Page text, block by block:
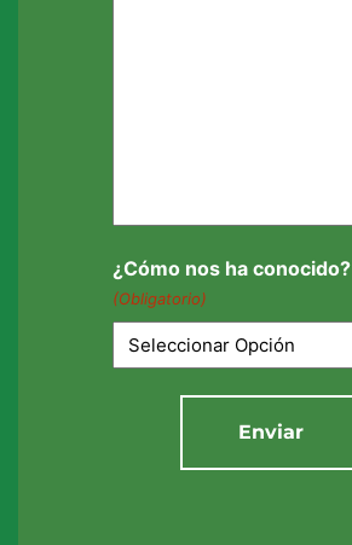
¿Cómo nos ha conocido?
(Obligatorio)
Enviar